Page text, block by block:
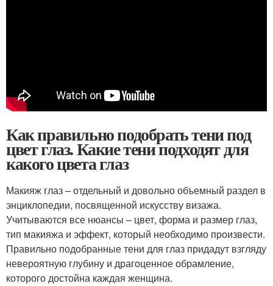
Как правильно подобрать тени под
цвет глаз. Какие тени подходят для
какого цвета глаз
Макияж глаз – отдельный и довольно объемный раздел в
энциклопедии, посвященной искусству визажа.
Учитываются все нюансы – цвет, форма и размер глаз,
тип макияжа и эффект, который необходимо произвести.
Правильно подобранные тени для глаз придадут взгляду
невероятную глубину и драгоценное обрамление,
которого достойна каждая женщина.